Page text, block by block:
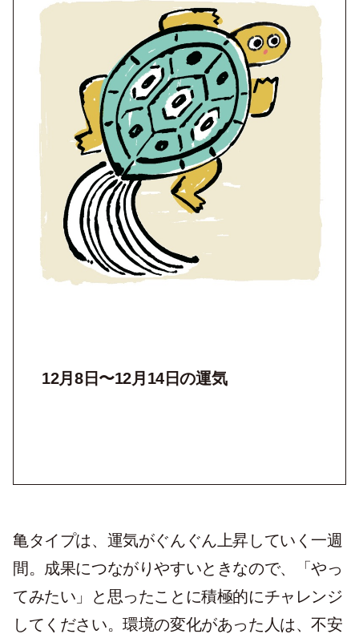
12月8日〜12月14日の運気
亀タイプは、運気がぐんぐん上昇していく一週
間。成果につながりやすいときなので、「やっ
てみたい」と思ったことに積極的にチャレンジ
してください。環境の変化があった人は、不安